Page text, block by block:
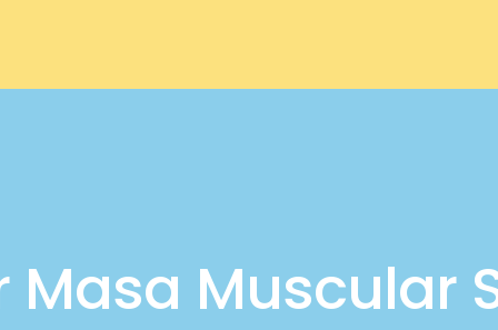
Muscular